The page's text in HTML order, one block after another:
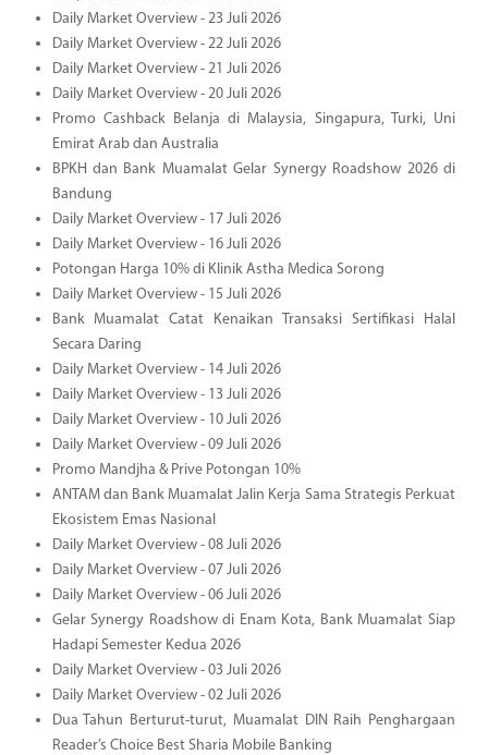
Daily Market Overview - 23 Juli 2026
Daily Market Overview - 22 Juli 2026
Daily Market Overview - 21 Juli 2026
Daily Market Overview - 20 Juli 2026
Promo Cashback Belanja di Malaysia, Singapura, Turki, Uni
Emirat Arab dan Australia
BPKH dan Bank Muamalat Gelar Synergy Roadshow 2026 di
Bandung
Daily Market Overview - 17 Juli 2026
Daily Market Overview - 16 Juli 2026
Potongan Harga 10% di Klinik Astha Medica Sorong
Daily Market Overview - 15 Juli 2026
Bank Muamalat Catat Kenaikan Transaksi Sertifikasi Halal
Secara Daring
Daily Market Overview - 14 Juli 2026
Daily Market Overview - 13 Juli 2026
Daily Market Overview - 10 Juli 2026
Daily Market Overview - 09 Juli 2026
Promo Mandjha & Prive Potongan 10%
ANTAM dan Bank Muamalat Jalin Kerja Sama Strategis Perkuat
Ekosistem Emas Nasional
Daily Market Overview - 08 Juli 2026
Daily Market Overview - 07 Juli 2026
Daily Market Overview - 06 Juli 2026
Gelar Synergy Roadshow di Enam Kota, Bank Muamalat Siap
Hadapi Semester Kedua 2026
Daily Market Overview - 03 Juli 2026
Daily Market Overview - 02 Juli 2026
Dua Tahun Berturut-turut, Muamalat DIN Raih Penghargaan
Reader’s Choice Best Sharia Mobile Banking